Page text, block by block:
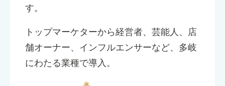
す。
トップマーケターから経営者、芸能人、店
舗オーナー、インフルエンサーなど、多岐
にわたる業種で導入。